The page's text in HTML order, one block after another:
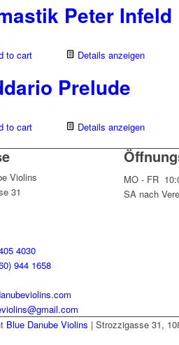
Peter Infeld
to cart
Details anzeigen
Prelude
to cart
Details anzeigen
Violins
31
4030
944 1658
MO - FR
SA nach
Blue Danube Violins | Strozzigasse 31,